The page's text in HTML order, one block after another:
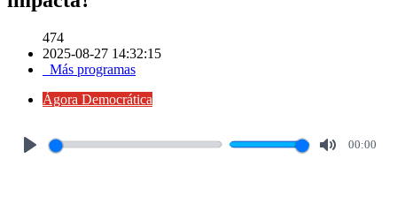
474
2025-08-27 14:32:15
Más programas
Ágora Democrática
00:00